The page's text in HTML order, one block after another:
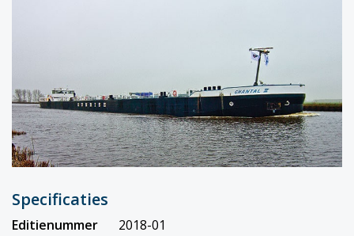
Specificaties
Editienummer
2018-01